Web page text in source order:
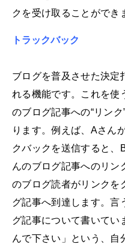
クを受け取ることができ
トラックバック
ブログを普及させた決定
れる機能です。これを使
のブログ記事への“リン
ります。例えば、Aさん
クバックを送信すると、
んのブログ記事へのリン
のブログ読者がリンクを
グ記事へ到達します。言
グ記事について書いてい
んで下さい」という、自